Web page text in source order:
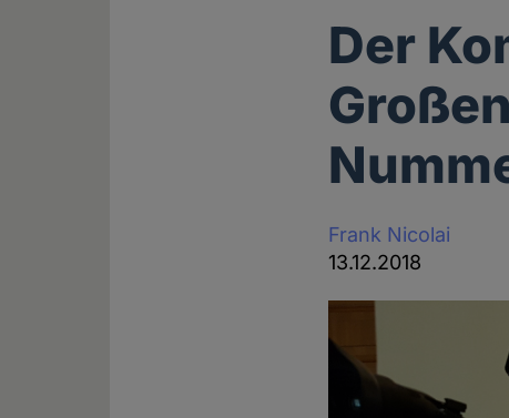
Der
Frank Nicolai
13.12.2018